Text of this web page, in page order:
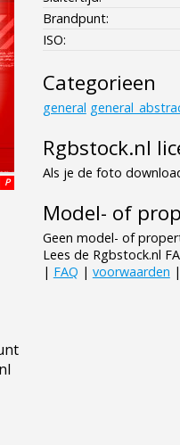
P
Brandpunt:
ISO:
Categorieen
general
Rgbstock.nl
Als je de foto
Model- of
Geen model- of
Lees de Rgbstock.nl
| FAQ | voorwaarden |